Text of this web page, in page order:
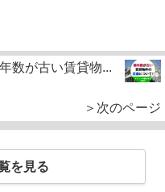
数が古い賃貸物...
＞次のページ
を見る